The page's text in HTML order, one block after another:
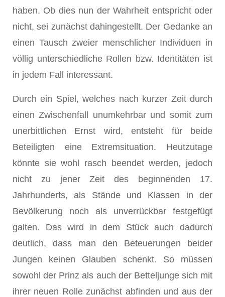
haben. Ob dies nun der Wahrheit entspricht oder
nicht, sei zunächst dahingestellt. Der Gedanke an
einen Tausch zweier menschlicher Individuen in
völlig unterschiedliche Rollen bzw. Identitäten ist
in jedem Fall interessant.
Durch ein Spiel, welches nach kurzer Zeit durch
einen Zwischenfall unumkehrbar und somit zum
unerbittlichen Ernst wird, entsteht für beide
Beteiligten eine Extremsituation. Heutzutage
könnte sie wohl rasch beendet werden, jedoch
nicht zu jener Zeit des beginnenden 17.
Jahrhunderts, als Stände und Klassen in der
Bevölkerung noch als unverrückbar festgefügt
galten. Das wird in dem Stück auch dadurch
deutlich, dass man den Beteuerungen beider
Jungen keinen Glauben schenkt. So müssen
sowohl der Prinz als auch der Betteljunge sich mit
ihrer neuen Rolle zunächst abfinden und aus der